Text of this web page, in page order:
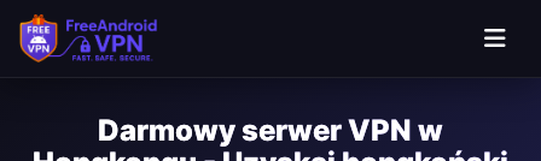
Darmowy serwer VPN w